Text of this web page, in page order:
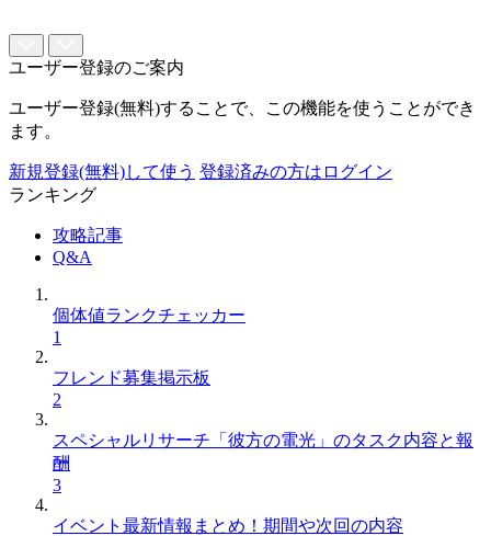
ユーザー登録のご案内
ユーザー登録(無料)することで、この機能を使うことができ
ます。
新規登録(無料)して使う 登録済みの方はログイン
ランキング
攻略記事
Q&A
個体値ランクチェッカー
1
フレンド募集掲示板
2
スペシャルリサーチ「彼方の電光」のタスク内容と報
酬
3
イベント最新情報まとめ！期間や次回の内容